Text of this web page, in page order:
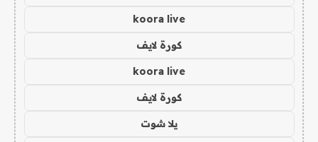
koora live
كورة لايف
koora live
كورة لايف
يلا شوت